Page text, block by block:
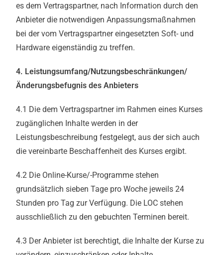
es dem Vertragspartner, nach Information durch den
Anbieter die notwendigen Anpassungsmaßnahmen
bei der vom Vertragspartner eingesetzten Soft- und
Hardware eigenständig zu treffen.
4. Leistungsumfang/Nutzungsbeschränkungen/
Änderungsbefugnis des Anbieters
4.1 Die dem Vertragspartner im Rahmen eines Kurses
zugänglichen Inhalte werden in der
Leistungsbeschreibung festgelegt, aus der sich auch
die vereinbarte Beschaffenheit des Kurses ergibt.
4.2 Die Online-Kurse/-Programme stehen
grundsätzlich sieben Tage pro Woche jeweils 24
Stunden pro Tag zur Verfügung. Die LOC stehen
ausschließlich zu den gebuchten Terminen bereit.
4.3 Der Anbieter ist berechtigt, die Inhalte der Kurse zu